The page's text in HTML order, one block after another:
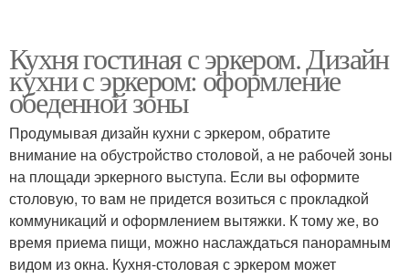
Кухня гостиная с эркером. Дизайн
кухни с эркером: оформление
обеденной зоны
Продумывая дизайн кухни с эркером, обратите
внимание на обустройство столовой, а не рабочей зоны
на площади эркерного выступа. Если вы оформите
столовую, то вам не придется возиться с прокладкой
коммуникаций и оформлением вытяжки. К тому же, во
время приема пищи, можно наслаждаться панорамным
видом из окна. Кухня-столовая с эркером может